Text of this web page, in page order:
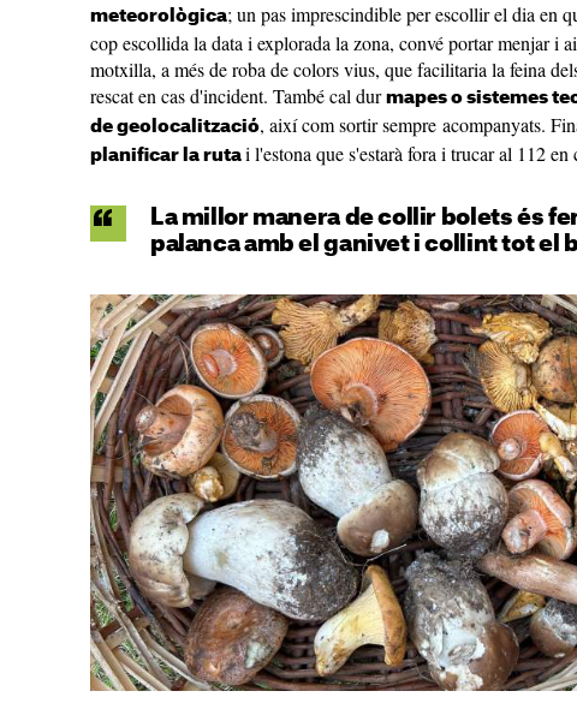
meteorològica; un pas imprescindible per escollir el dia en
cop escollida la data i explorada la zona, convé portar menjar i
motxilla, a més de roba de colors vius, que facilitaria la feina
rescat en cas d'incident. També cal dur mapes o sistemes
de geolocalització, així com sortir sempre acompanyats.
planificar la ruta i l'estona que s'estarà fora i trucar al 112 en
La millor manera de collir bolets és
palanca amb el ganivet i collint tot el